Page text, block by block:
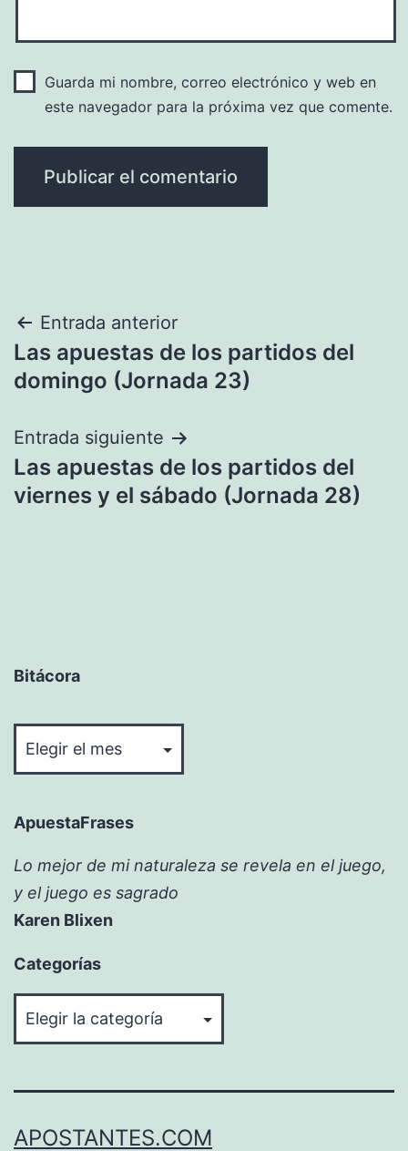
Guarda mi nombre, correo electrónico y web en
este navegador para la próxima vez que comente.
Navegación
de
Entrada anterior
Las apuestas de los partidos del
domingo (Jornada 23)
Entrada siguiente
Las apuestas de los partidos del
viernes y el sábado (Jornada 28)
Bitácora
ApuestaFrases
Lo mejor de mi naturaleza se revela en el juego,
y el juego es sagrado
Karen Blixen
Categorías
APOSTANTES.COM